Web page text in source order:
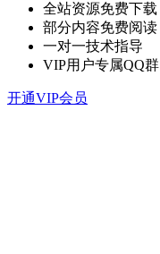
全站资源免费下载
部分内容免费阅读
一对一技术指导
VIP用户专属QQ群
开通VIP会员